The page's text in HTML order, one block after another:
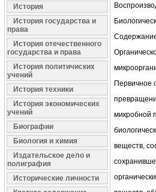
История
История государства и
права
История отечественного
государства и права
История политичиских
учений
История техники
История экономических
учений
Биографии
Биология и химия
Издательское дело и
полиграфия
Исторические личности
Первичное
микробной
веществ,